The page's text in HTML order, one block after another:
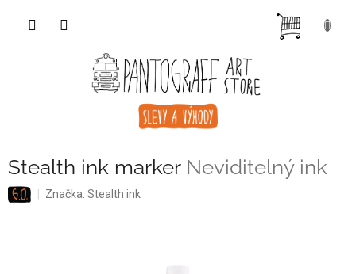
Stealth ink marker Neviditelný ink
Značka: Stealth ink